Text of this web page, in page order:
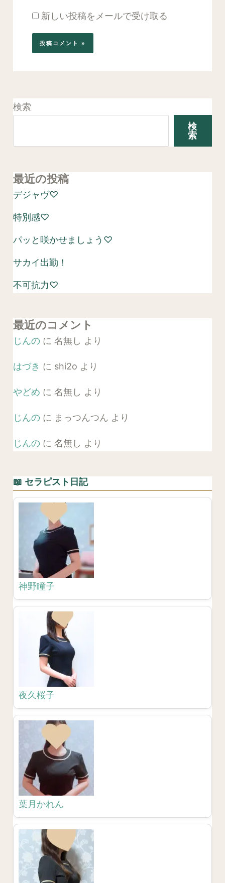
新しい投稿をメールで受け取る
検索
検
索
最近の投稿
デジャヴ♡
特別感♡
パッと咲かせましょう♡
サカイ出勤！
不可抗力♡
最近のコメント
じんのに 名無し より
はづき に shi2o より
やどめ に 名無し より
じんのに まっつんつん より
じんのに 名無し より
📖 セラピスト日記
神野瞳子
夜久桜子
葉月かれん